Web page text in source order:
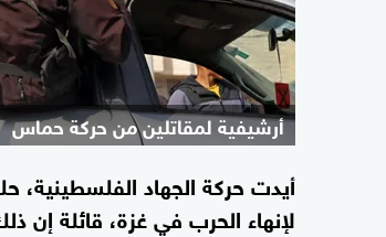
أرشيفية لمقاتلين من حركة حماس
أيدت حركة الجهاد الفلسطينية،
لإنهاء الحرب في غزة، قائلة